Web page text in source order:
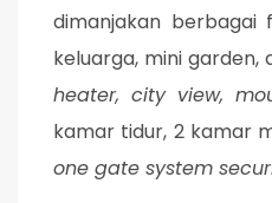
dimanjakan berbagai
keluarga, mini garden,
heater, city view,
kamar tidur, 2 kamar
one gate system